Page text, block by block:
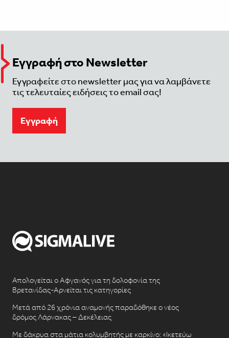
Εγγραφή στο Newsletter
Εγγραφείτε στο newsletter μας για να λαμβάνετε
τις τελευταίες ειδήσεις το email σας!
Eγγραφή
Απολογείται ο Αφγανός για τη δολοφονία της
Βρετανίδας-Αρνείται τις κατηγορίες
Μετά από 26 χρόνια αναμονής παραδόθηκε ο νέος
δρόμος Λάρνακας – Δεκέλειας
Με δάκρυα στα μάτια κολυμβητής με καρκίνο: «Ικετεύω